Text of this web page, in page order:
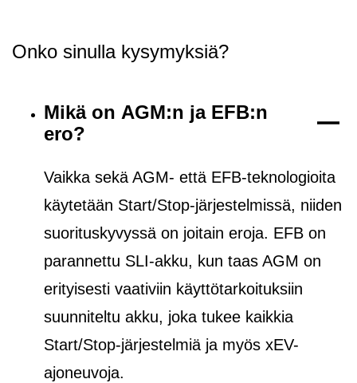
Onko sinulla kysymyksiä?
Mikä on AGM:n ja EFB:n
ero?
Vaikka sekä AGM- että EFB-teknologioita
käytetään Start/Stop-järjestelmissä, niiden
suorituskyvyssä on joitain eroja. EFB on
parannettu SLI-akku, kun taas AGM on
erityisesti vaativiin käyttötarkoituksiin
suunniteltu akku, joka tukee kaikkia
Start/Stop-järjestelmiä ja myös xEV-
ajoneuvoja.